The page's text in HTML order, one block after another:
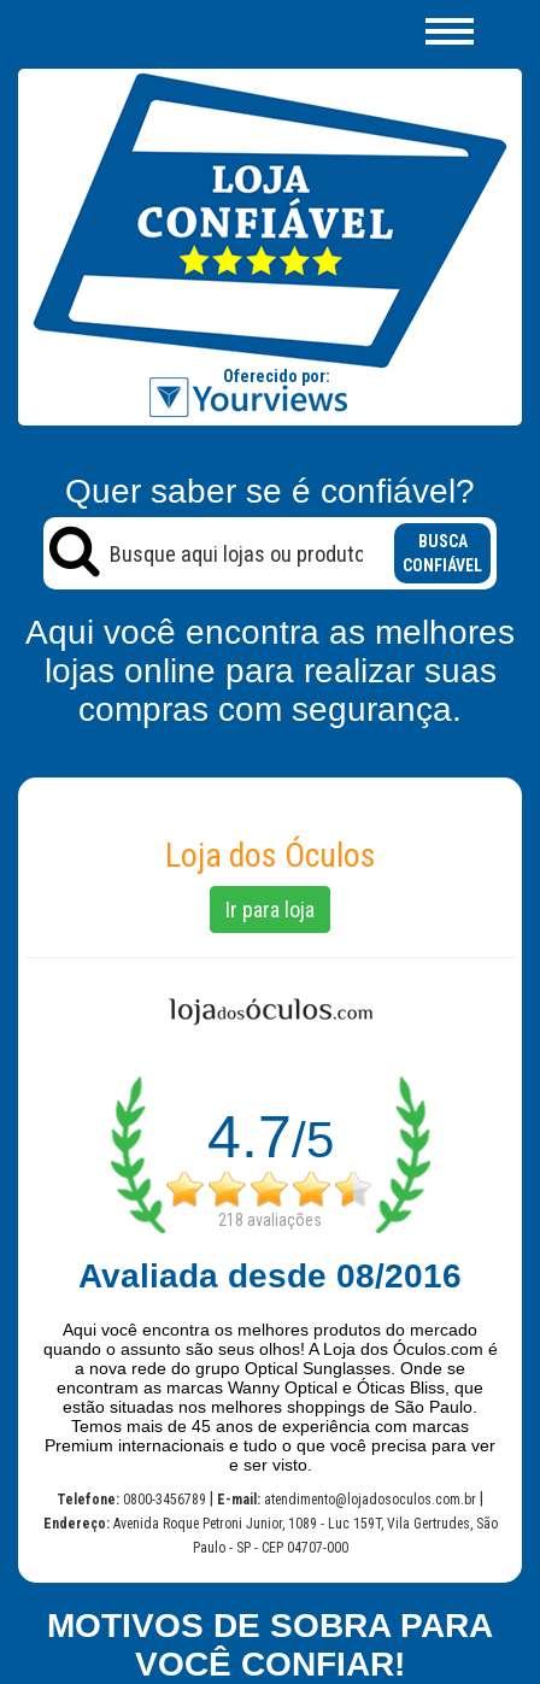
Quer saber se é confiável?
BUSCA
CONFIÁVEL
Aqui você encontra as melhores
lojas online para realizar suas
compras com segurança.
Loja dos Óculos
Ir para loja
4.7/5
218 avaliações
Avaliada desde 08/2016
Aqui você encontra os melhores produtos do mercado
quando o assunto são seus olhos! A Loja dos Óculos.com é
a nova rede do grupo Optical Sunglasses. Onde se
encontram as marcas Wanny Optical e Óticas Bliss, que
estão situadas nos melhores shoppings de São Paulo.
Temos mais de 45 anos de experiência com marcas
Premium internacionais e tudo o que você precisa para ver
e ser visto.
Telefone: 0800-3456789 E-mail: atendimento@lojadosoculos.com.br
Endereço: Avenida Roque Petroni Junior, 1089 - Luc 159T, Vila Gertrudes, São
Paulo - SP - CEP 04707-000
MOTIVOS DE SOBRA PARA
VOCÊ CONFIAR!